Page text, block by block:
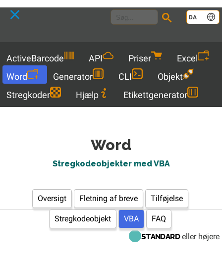
DA
ActiveBarcode API Priser
Excel
Word
Generator CLI
Objekt
Stregkoder
Hjælp Etikettgenerator
Word
Stregkodeobjekter med VBA
Oversigt Fletning af breve Tilføjelse
Stregkodeobjekt VBA FAQ
STANDARDeller højere